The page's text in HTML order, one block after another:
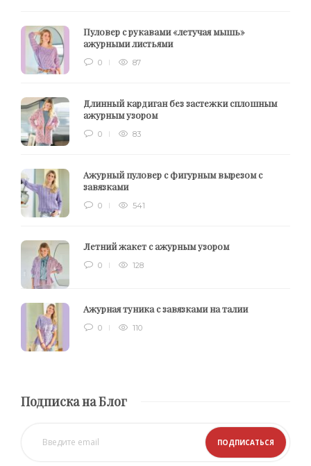
Пуловер с рукавами «летучая мышь»
ажурными листьями
0 87
Длинный кардиган без застежки сплошным
ажурным узором
0 83
Ажурный пуловер с фигурным вырезом с
завязками
0 541
Летний жакет с ажурным узором
0 128
Ажурная туника с завязками на талии
0 110
Подписка на Блог